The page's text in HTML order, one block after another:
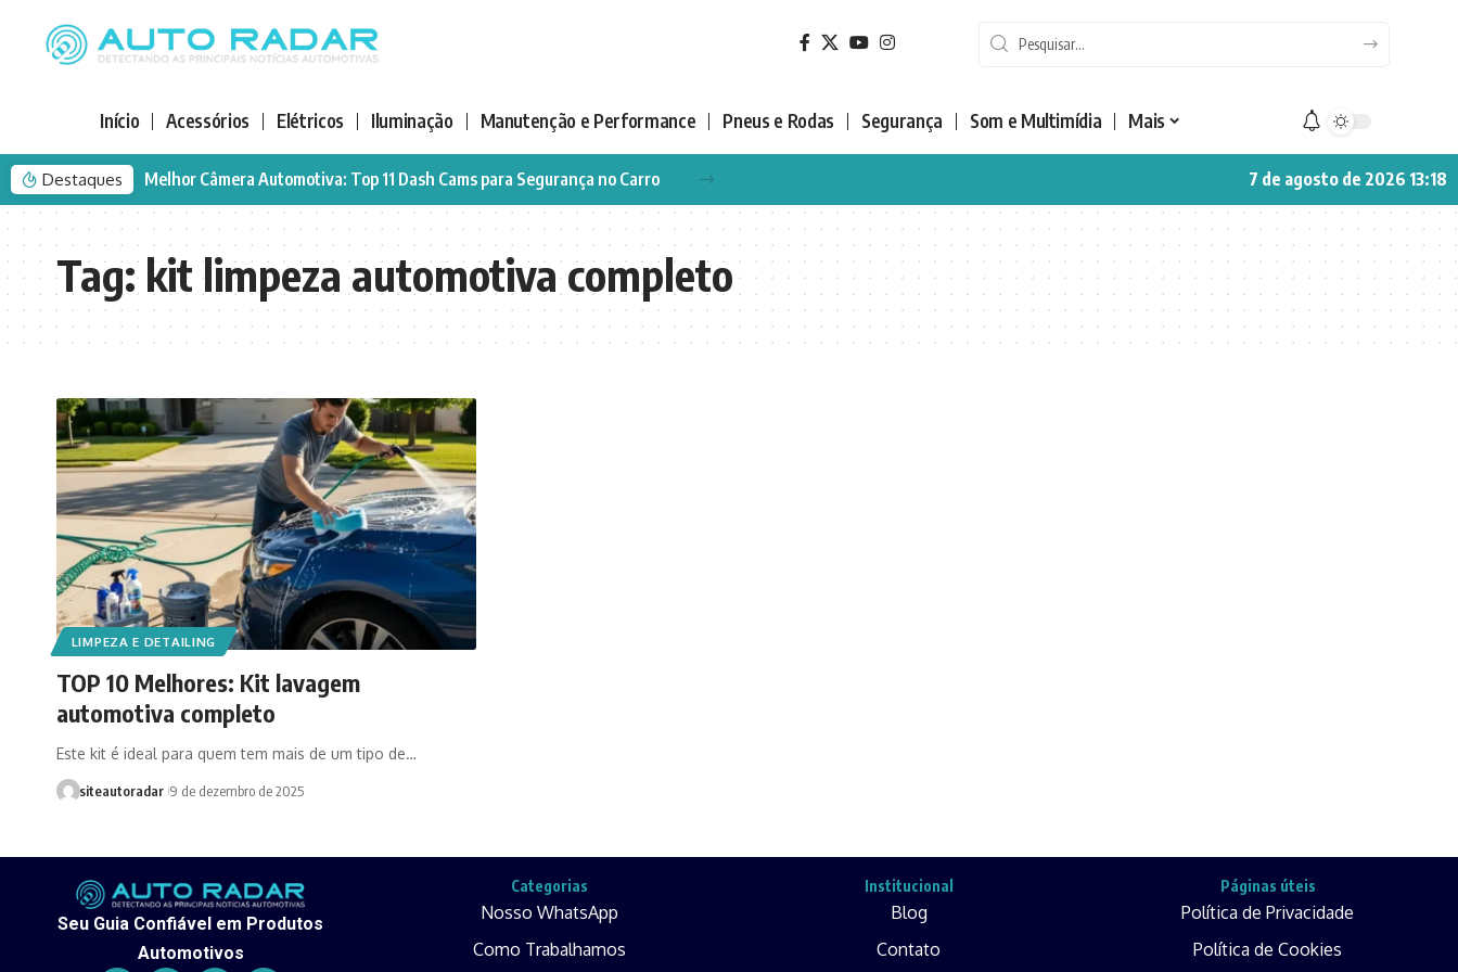
Início Acessórios Elétricos Iluminação Manutenção e Performance Pneus e Rodas Segurança Som e Multimídia Mais
7 de agosto de 2026 13:18
Destaques Melhor Câmera Automotiva: Top 11 Dash Cams para Segurança no Carro
Tag:kit limpeza automotiva completo
LIMPEZA E DETAILING
TOP 10 Melhores: Kit lavagem
automotiva completo
Este kit é ideal para quem tem mais de um tipo de…
siteautoradar 9 de dezembro de 2025
Seu Guia Confiável em Produtos
Automotivos
Categorias
Nosso WhatsApp
Como Trabalhamos
Institucional
Blog
Contato
Páginas úteis
Política de Privacidade
Política de Cookies